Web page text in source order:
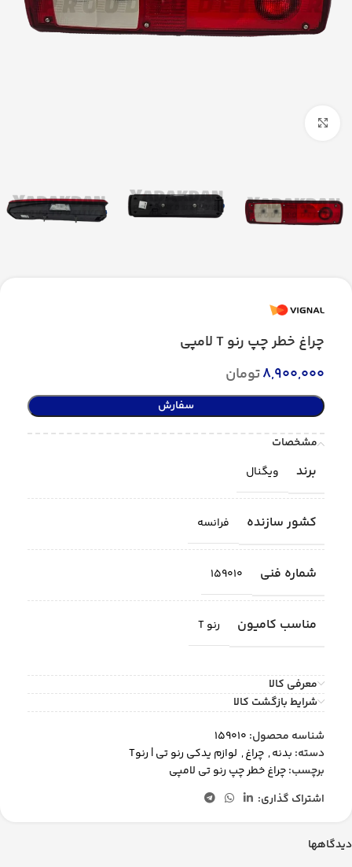
چراغ خطر چپ رنو T لامپی
8,900,000تومان
سفارش
مشخصات
برند ویگنال
کشور سازنده فرانسه
شماره فنی 159010
مناسب کامیون رنو T
معرفی کالا
شرایط بازگشت کالا
شناسه محصول: 159010
دسته: بدنه, چراغ, لوازم یدکی رنو تی | رنوT
برچسب:چراغ خطر چپ رنو تی لامپی
اشتراک گذاری:
دیدگاهها